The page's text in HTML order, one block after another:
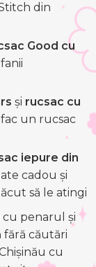
din
Good cu
și rucsac cu
un rucsac
iepure din
cadou și
să le atingi
cu penarul și
fără căutări
cu